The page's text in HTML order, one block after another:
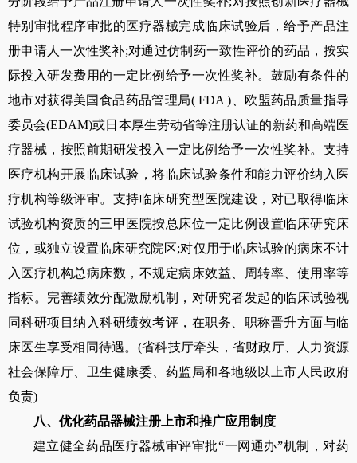
特别审批程序审批的医疗器械完成临床试验后，给予产品注
册申请人一次性奖补;对通过仿制药一致性评价的药品，按实
际投入研发费用的一定比例给予一次性奖补。鼓励有条件的
地市对获得美国食品药品管理局( FDA ) 、欧盟药品质量指导
委员会(EDAM)或日本厚生劳动省等注册认证的新药和高端医
疗器械，按照前期研发投入一定比例给予一次性奖补。支持
医疗机构开展临床试验，将临床试验条件和能力评价纳入医
疗机构等级评审。支持临床研究型医院建设，对已取得临床
试验机构资质的三甲医院按总床位一定比例设置临床研究床
位，或独立设置临床研究院区;对仅用于临床试验的病床不计
入医疗机构总病床数，不规定病床效益、周转率、使用率等
指标。完善绩效分配激励机制，对研究者发起的临床试验视
同科研项目纳入科研绩效考评，在职务、职称晋升方面与临
床医生享受相同待遇。 (省科技厅牵头，省财政厅、人力资源
社会保障厅、卫生健康委、药监局和各地级以上市人民政府
负责)
八、优化药品器械注册上市和推广应用制度
建立健全药品医疗器械审评审批“一网通办”机制，对药